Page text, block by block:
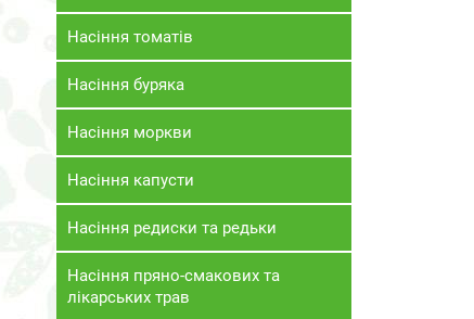
Насіння томатів
Насіння буряка
Насіння моркви
Насіння капусти
Насіння редиски та редьки
Насіння пряно-смакових та
лікарських трав